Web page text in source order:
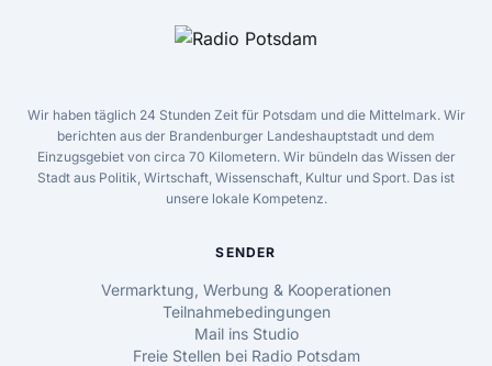
Wir haben täglich 24 Stunden Zeit für Potsdam und die Mittelmark. Wir
berichten aus der Brandenburger Landeshauptstadt und dem
Einzugsgebiet von circa 70 Kilometern. Wir bündeln das Wissen der
Stadt aus Politik, Wirtschaft, Wissenschaft, Kultur und Sport. Das ist
unsere lokale Kompetenz.
SENDER
Vermarktung, Werbung & Kooperationen
Teilnahmebedingungen
Mail ins Studio
Freie Stellen bei Radio Potsdam